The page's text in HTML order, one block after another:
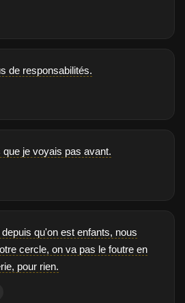
de responsabilités.
je voyais pas avant.
qu'on est enfants, nous
cercle, on va pas le foutre en
pour rien.